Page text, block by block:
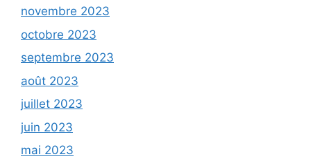
novembre 2023
octobre 2023
septembre 2023
août 2023
juillet 2023
juin 2023
mai 2023